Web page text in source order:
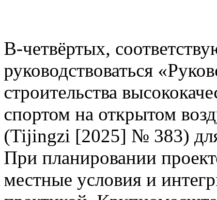
В-четвёртых,
руководствоваться
строительства
спортом на открытом
(Tijingzi [2025] № 383) для
При планировании
местные условия и